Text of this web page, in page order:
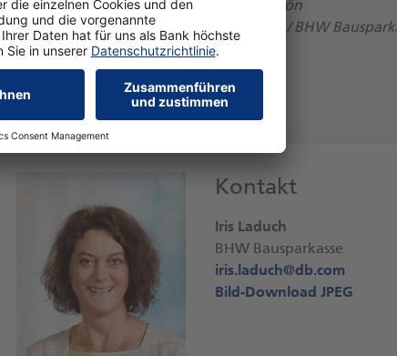
Grau fürs Grün: Terrassenböden altern schön
Bild Nr. 6507, Quelle: Adobe Stock / bignai / BHW
Download Bild-Datei(JPEG, 3,9 MB)
Kontakt
Iris Laduch
BHW Bausparkasse
iris.laduch@db.com
Bild-Download JPEG